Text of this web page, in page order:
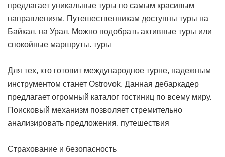
предлагает уникальные туры по самым красивым
направлениям. Путешественникам доступны туры на
Байкал, на Урал. Можно подобрать активные туры или
спокойные маршруты. туры
Для тех, кто готовит международное турне, надежным
инструментом станет Ostrovok. Данная дебаркадер
предлагает огромный каталог гостиниц по всему миру.
Поисковый механизм позволяет стремительно
анализировать предложения. путешествия
Страхование и безопасность